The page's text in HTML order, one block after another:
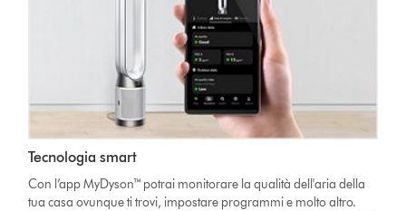
Tecnologia smart
Con l’app MyDyson™ potrai monitorare la qualità dell'aria della
tua casa ovunque ti trovi, impostare programmi e molto altro.